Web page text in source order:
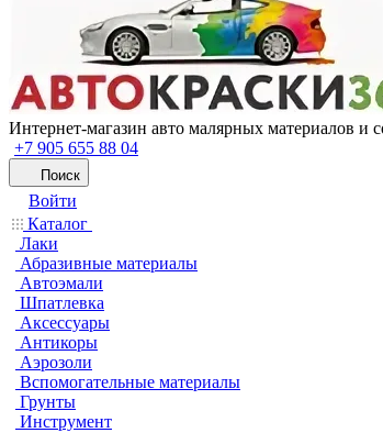
Интернет-магазин авто малярных материалов и
+7 905 655 88 04
Поиск
Войти
Каталог
Лаки
Абразивные материалы
Автоэмали
Шпатлевка
Аксессуары
Антикоры
Аэрозоли
Вспомогательные материалы
Грунты
Инструмент